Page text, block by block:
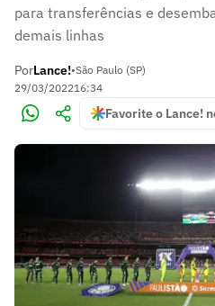
para transferências e
demais linhas
PorLance!•São Paulo (SP)
29/03/202216:34
Favorite o Lance!